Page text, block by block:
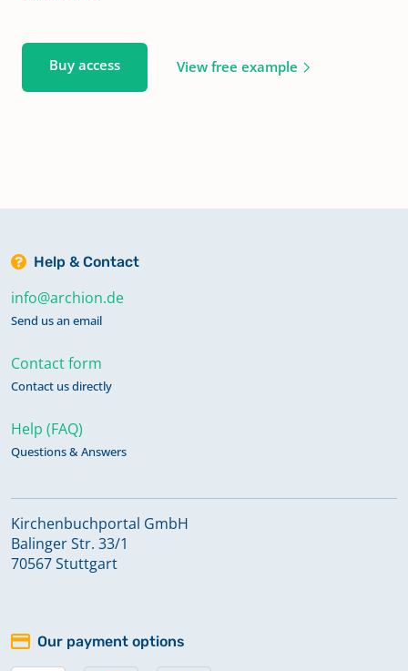
Buy access View free example
Help & Contact
info@archion.de
Send us an email
Contact form
Contact us directly
Help (FAQ)
Questions & Answers
Kirchenbuchportal GmbH
Balinger Str. 33/1
70567 Stuttgart
Our payment options